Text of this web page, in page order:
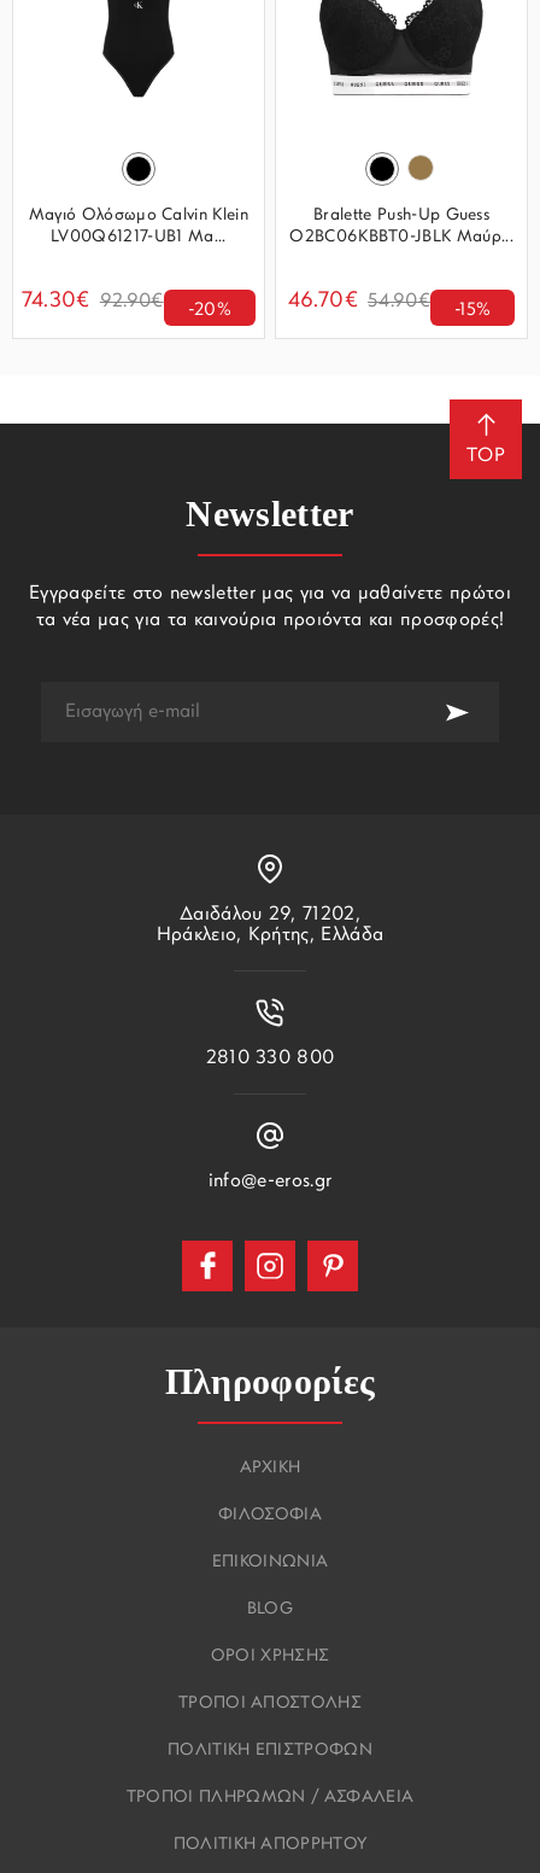
Μαγιό Ολόσωμο Calvin Klein
LV00Q61217-UB1 Μα...
74.30€ 92.90€ -20%
Bralette Push-Up Guess
O2BC06KBBT0-JBLK Μαύρ...
46.70€ 54.90€ -15%
TOP
Πληροφορίες
ΑΡΧΙΚΗ
ΦΙΛΟΣΟΦΙΑ
ΕΠΙΚΟΙΝΩΝΙΑ
BLOG
ΟΡΟΙ ΧΡΗΣΗΣ
ΤΡΟΠΟΙ ΑΠΟΣΤΟΛΗΣ
ΠΟΛΙΤΙΚΗ ΕΠΙΣΤΡΟΦΩΝ
ΤΡΟΠΟΙ ΠΛΗΡΩΜΩΝ / ΑΣΦΑΛΕΙΑ
ΠΟΛΙΤΙΚΗ ΑΠΟΡΡΗΤΟΥ
Δαιδάλου 29, 71202,
Ηράκλειο, Κρήτης, Ελλάδα
2810 330 800
info@e-eros.gr
Newsletter
Εγγραφείτε στο newsletter μας για να μαθαίνετε πρώτοι
τα νέα μας για τα καινούρια προιόντα και προσφορές!